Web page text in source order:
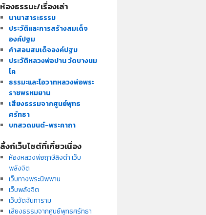
ห้องธรรมะ/เรื่องเล่า
นานาสาระธรรม
ประวัติและการสร้างสมเด็จ
องค์ปฐม
คำสอนสมเด็จองค์ปฐม
ประวัติหลวงพ่อปาน วัดบางนม
โค
ธรรมะและโอวาทหลวงพ่อพระ
ราชพรหมยาน
เสียงธรรมจากศูนย์พุทธ
ศรัทธา
บทสวดมนต์-พระคาถา
ลิ้งก์เว็บไซต์ที่เกี่ยวเนื่อง
ห้องหลวงพ่อฤาษีลิงดำ เว็บ
พลังจิต
เว็บทางพระนิพพาน
เว็บพลังจิต
เว็บวัดจันทาราม
เสียงธรรมจากศูนย์พุทธศรัทธา